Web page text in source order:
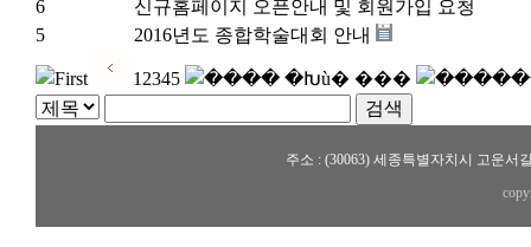
6
신규홈페이지 오픈안내 및 회원가입 요청
5
2016년도 종합학술대회 안내
1 2345
주소 : (30063) 세종특별자치시 고운서